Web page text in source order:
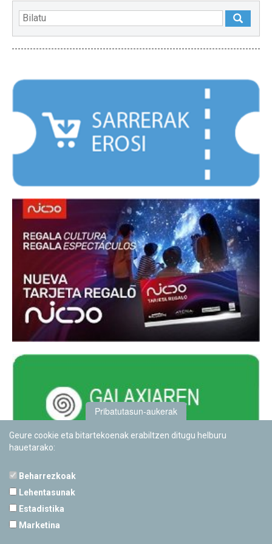
Pribatutasun-aukerak
Geure cookie eta bitartekoenak erabiltzen ditugu helburu
hauetarako:
Beharrezkoak
Lehentasunak
Estadistika
Marketina